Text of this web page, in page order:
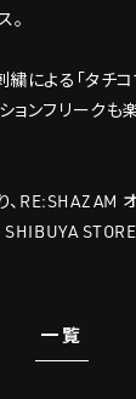
。
繍による「タチ
ョンフリーク
、RE:SHAZAM
STORE
一覧